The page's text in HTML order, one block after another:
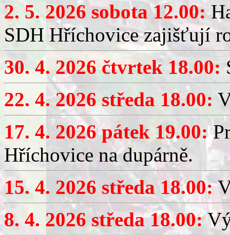
2. 5. 2026 sobota 12.00:
SDH Hříchovice zajišťují
30. 4. 2026 čtvrtek 18.00:
22. 4. 2026 středa 18.00:
17. 4. 2026 pátek 19.00:
Hříchovice na dupárně.
15. 4. 2026 středa 18.00:
8. 4. 2026 středa 18.00: